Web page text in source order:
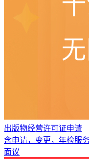
出版物经营许可证申请
含申请，变更，年检服
面议